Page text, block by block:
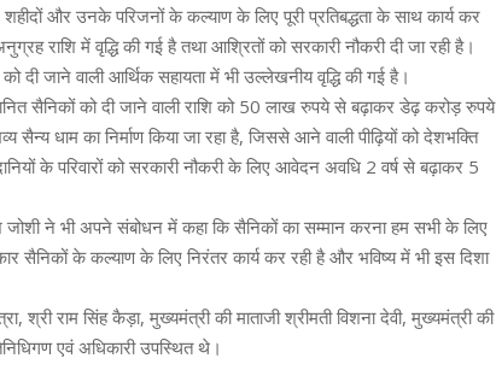
और उनके परिजनों के कल्याण के लिए पूरी प्रतिबद्धता के साथ कार्य कर
राशि में वृद्धि की गई है तथा आश्रितों को सरकारी नौकरी दी जा रही है।
दी जाने वाली आर्थिक सहायता में भी उल्लेखनीय वृद्धि की गई है।
सैनिकों को दी जाने वाली राशि को 50 लाख रुपये से बढ़ाकर डेढ़ करोड़ रुपये
सैन्य धाम का निर्माण किया जा रहा है, जिससे आने वाली पीढ़ियों को देशभक्ति
के परिवारों को सरकारी नौकरी के लिए आवेदन अवधि 2 वर्ष से बढ़ाकर 5
ने भी अपने संबोधन में कहा कि सैनिकों का सम्मान करना हम सभी के लिए
सैनिकों के कल्याण के लिए निरंतर कार्य कर रही है और भविष्य में भी इस दिशा
श्री राम सिंह कैड़ा, मुख्यमंत्री की माताजी श्रीमती विशना देवी, मुख्यमंत्री की
एवं अधिकारी उपस्थित थे।